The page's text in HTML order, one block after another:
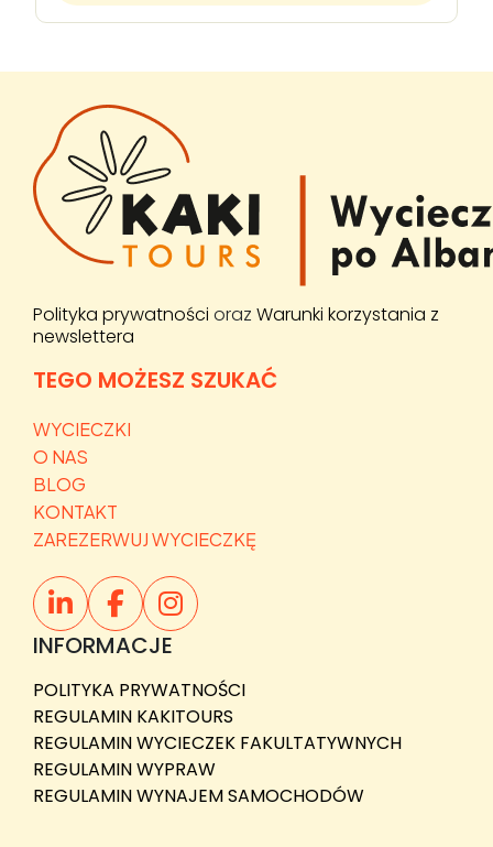
Polityka prywatności oraz Warunki korzystania z
newslettera
TEGO MOŻESZ SZUKAĆ
WYCIECZKI
O NAS
BLOG
KONTAKT
ZAREZERWUJ WYCIECZKĘ
INFORMACJE
POLITYKA PRYWATNOŚCI
REGULAMIN KAKITOURS
REGULAMIN WYCIECZEK FAKULTATYWNYCH
REGULAMIN WYPRAW
REGULAMIN WYNAJEM SAMOCHODÓW